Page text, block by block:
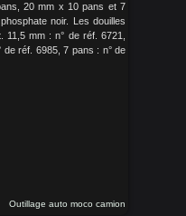
20 mm x 10 pans et 7
noir. Les douilles
mm : n° de réf. 6721,
de réf. 6985, 7 pans : n° de
Outillage auto moco camion